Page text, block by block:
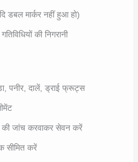
डबल मार्कर नहीं हुआ हो)
की निगरानी
पनीर, दालें, ड्राई फ्रूट्स
की जांच करवाकर सेवन करें
करें